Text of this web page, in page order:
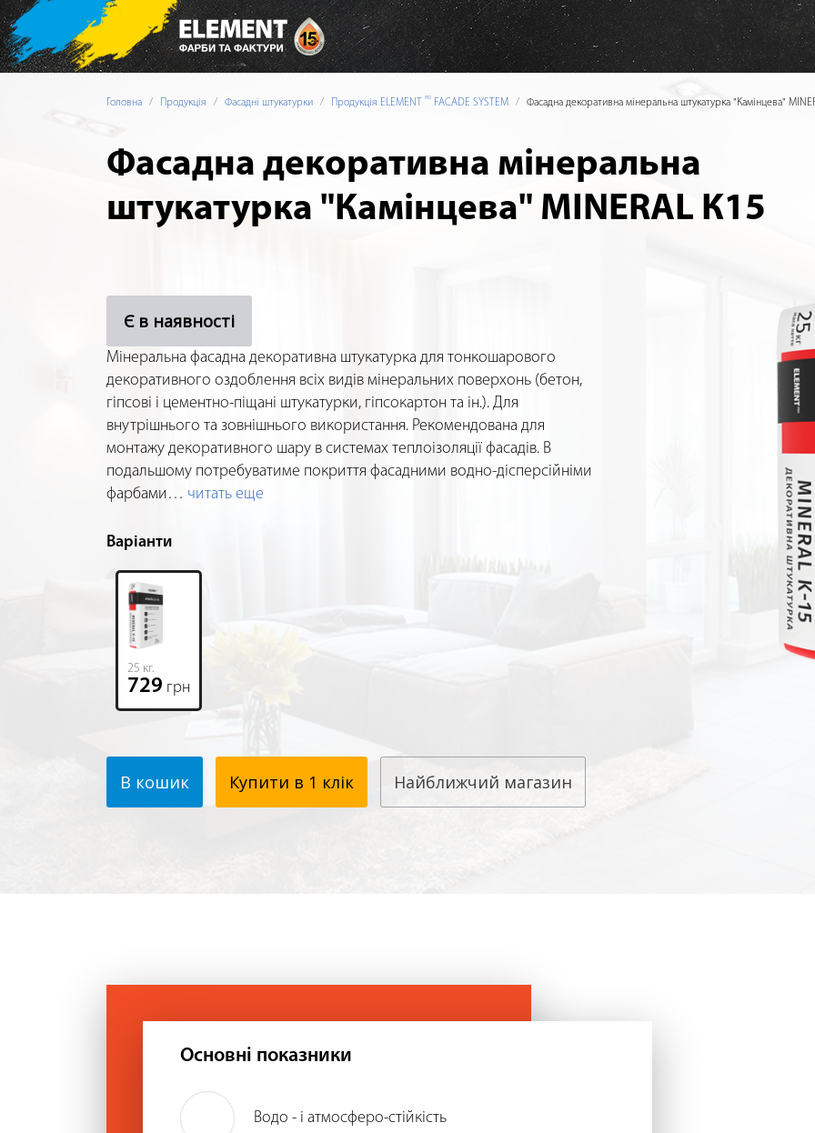
Головна Продукція Фасадні штукатурки Продукція ELEMENT PRO FACADE SYSTEM Фасадна декоративна мінеральна штукатурка "Камінцева"
Фасадна декоративна мінеральна
штукатурка "Камінцева" MINERAL К15
Є в наявності
Мінеральна фасадна декоративна штукатурка для тонкошарового
декоративного оздоблення всіх видів мінеральних поверхонь (бетон,
гіпсові і цементно-піщані штукатурки, гіпсокартон та ін.). Для
внутрішнього та зовнішнього використання. Рекомендована для
монтажу декоративного шару в системах теплоізоляції фасадів. В
подальшому потребуватиме покриття фасадними водно-дісперсійніми
фарбами… читать еще
Варіанти
25 кг.
729 грн
В кошик Купити в 1 клік Найближчий магазин
Основні показники
Водо - і атмосферо-стійкість